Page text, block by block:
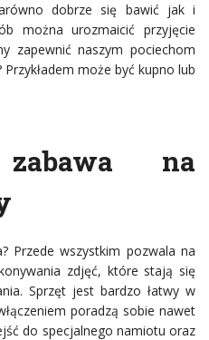
dobrze się bawić jak i
można urozmaicić przyjęcie
zapewnić naszym pociechom
może być kupno lub
zabawa na
Przede wszystkim pozwala na
zdjęć, które stają się
Sprzęt jest bardzo łatwy w
poradzą sobie nawet
do specjalnego namiotu oraz